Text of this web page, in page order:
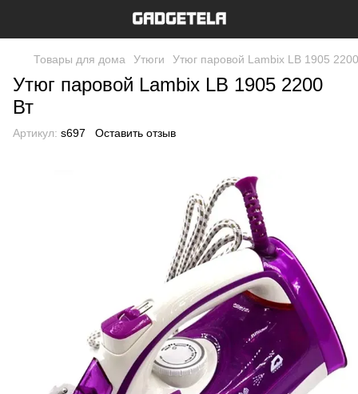
Товары для дома Утюги Утюг паровой Lambix LB 1905
Утюг паровой Lambix LB 1905 2200
Вт
Артикул: s697 Оставить отзыв